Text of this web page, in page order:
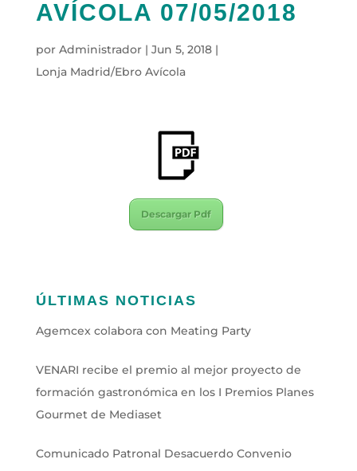
AVÍCOLA 07/05/2018
por Administrador| Jun 5, 2018|
Lonja Madrid/Ebro Avícola
Descargar Pdf
ÚLTIMAS NOTICIAS
Agemcex colabora con Meating Party
VENARI recibe el premio al mejor proyecto de
formación gastronómica en los I Premios Planes
Gourmet de Mediaset
Comunicado Patronal Desacuerdo Convenio